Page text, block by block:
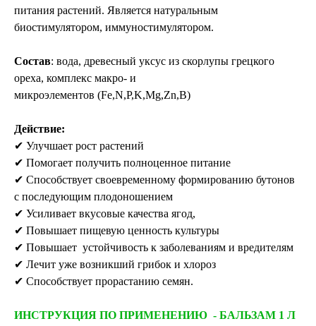
питания растений. Является натуральным
биостимулятором, иммуностимулятором.
Состав: вода, древесный уксус из скорлупы грецкого
ореха, комплекс макро- и
микроэлементов (Fe,N,Р,K,Mg,Zn,B)
Действие:
✔ Улучшает рост растений
✔ Помогает получить полноценное питание
✔ Способствует своевременному формированию бутонов
с последующим плодоношением
✔ Усиливает вкусовые качества ягод,
✔ Повышает пищевую ценность культуры
✔ Повышает устойчивость к заболеваниям и вредителям
✔ Лечит уже возникший грибок и хлороз
✔ Способствует прорастанию семян.
ИНСТРУКЦИЯ ПО ПРИМЕНЕНИЮ - БАЛЬЗАМ 1 Л